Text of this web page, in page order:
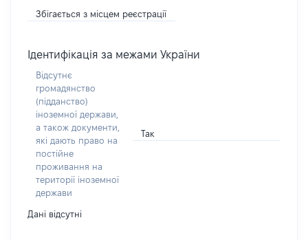
Збігається з місцем реєстрації
Ідентифікація за межами України
Відсутнє
громадянство
(підданство)
іноземної держави,
а також документи,
які дають право на
постійне
проживання на
території іноземної
держави
Так
Дані відсутні